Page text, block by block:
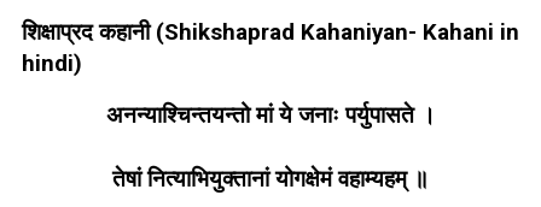
Kahaniyan:
भक्तों
देते
शिक्षाप्रद कहानी (Shikshaprad Kahaniyan- Kahani in
hindi)
अनन्याश्चिन्तयन्तो मां ये जनाः पर्युपासते ।
तेषां नित्याभियुक्तानां योगक्षेमं वहाम्यहम् ॥